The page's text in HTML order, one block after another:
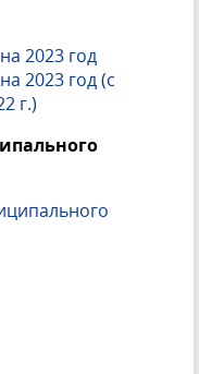
2023 год
2023 год (с
г.)